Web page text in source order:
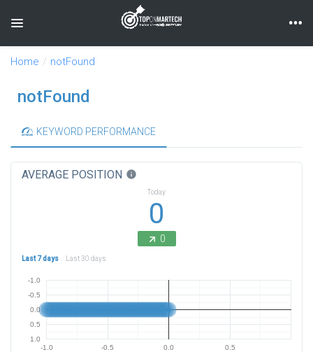
Toggle navigation
Home notFound
notFound
KEYWORD PERFORMANCE
AVERAGE POSITION info
Today
0
0
Last 7 days Last 30 days
-1.0 -0.5 0.0 0.5
-1.0
-0.5
0.0
0.5
1.0